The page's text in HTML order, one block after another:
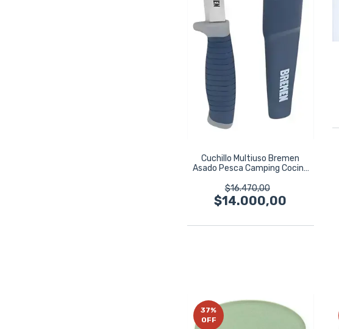
Cuchillo Multiuso Bremen
Asado Pesca Camping Cocina
$16.470,00
$14.000,00
37%
OFF